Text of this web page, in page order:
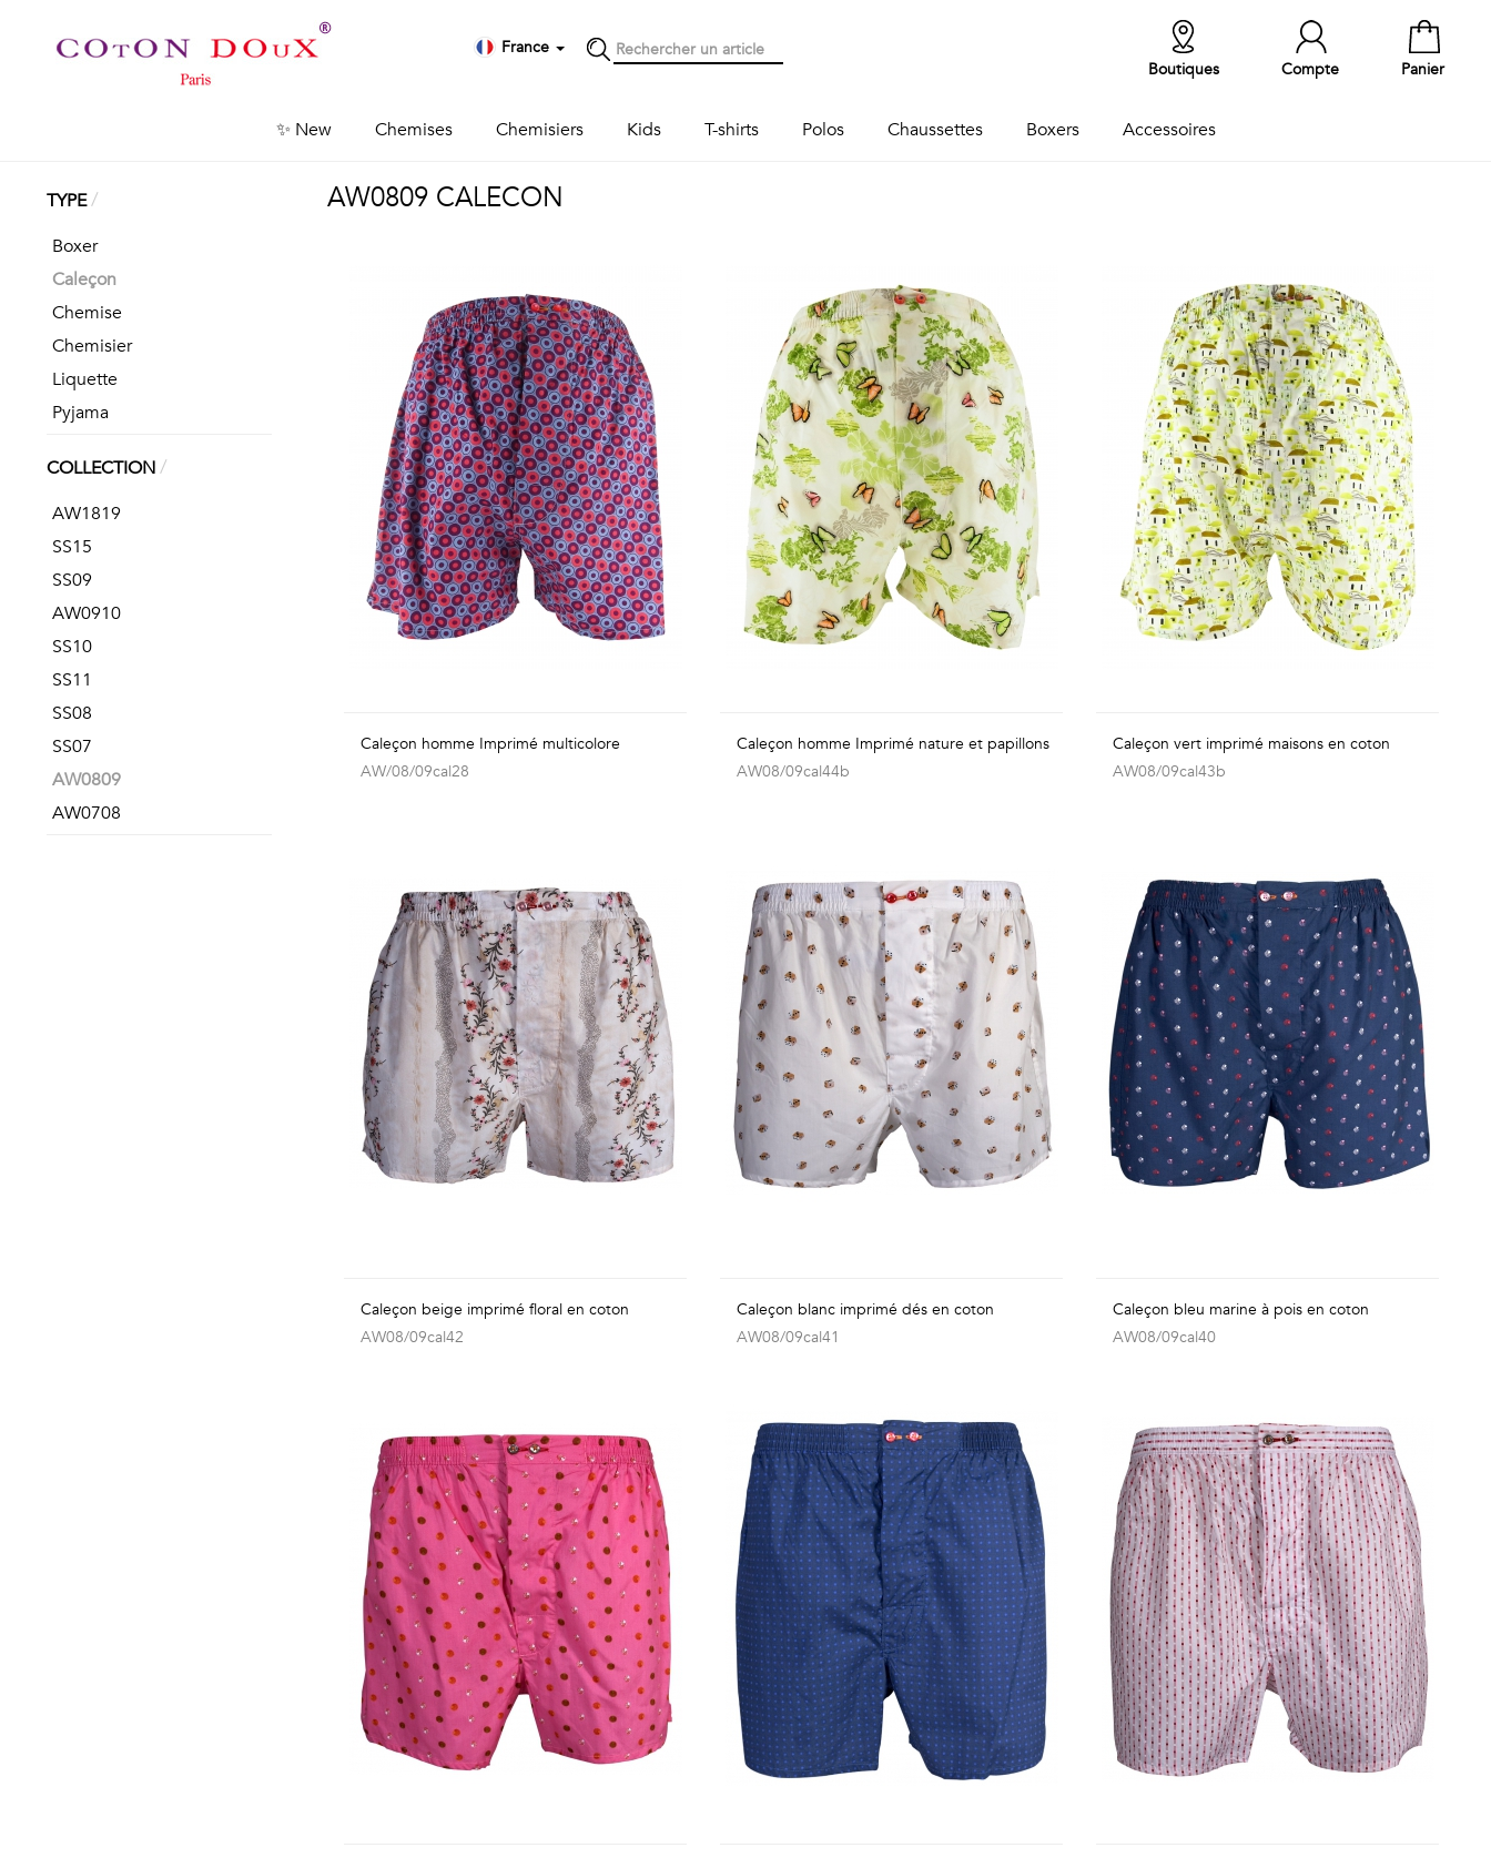
France
Panier
Compte
Boutiques
✨ New Chemises Chemisiers Kids T-shirts Polos Chaussettes Boxers Accessoires
TYPE/
Boxer
Caleçon
Chemise
Chemisier
Liquette
Pyjama
COLLECTION/
AW1819
SS15
SS09
AW0910
SS10
SS11
SS08
SS07
AW0809
AW0708
AW0809 CALECON
Caleçon homme Imprimé multicolore
AW/08/09cal28
Caleçon homme Imprimé nature et papillons
AW08/09cal44b
Caleçon vert imprimé maisons en coton
AW08/09cal43b
Caleçon beige imprimé floral en coton
AW08/09cal42
Caleçon blanc imprimé dés en coton
AW08/09cal41
Caleçon bleu marine à pois en coton
AW08/09cal40